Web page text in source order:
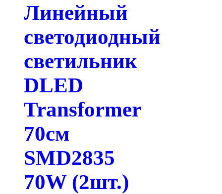
Линейный
светодиодный
светильник
DLED
Transformer
70см
SMD2835
70W (2шт.)